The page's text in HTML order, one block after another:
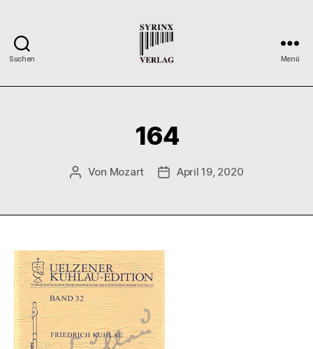
Suchen
Verlag
Verlag
der
Flötisten
Menü
164
Beitragsautor
Von Mozart Veröffentlichungsdatum
April 19, 2020